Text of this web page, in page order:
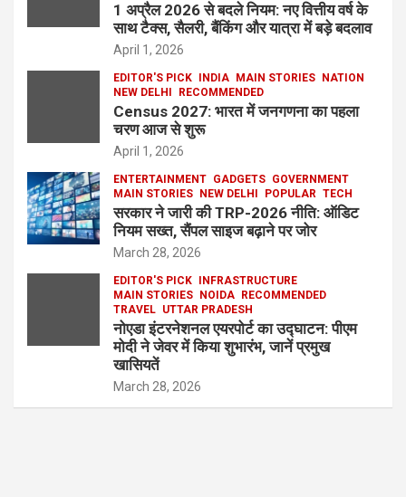
1 अप्रैल 2026 से बदले नियम: नए वित्तीय वर्ष के
साथ टैक्स, सैलरी, बैंकिंग और यात्रा में बड़े बदलाव
April 1, 2026
EDITOR'S PICK INDIA MAIN STORIES
NATION
NEW DELHI
RECOMMENDED
Census 2027: भारत में जनगणना का पहला
चरण आज से शुरू
April 1, 2026
ENTERTAINMENT GADGETS GOVERNMENT
MAIN STORIES
NEW DELHI POPULAR TECH
सरकार ने जारी की TRP-2026 नीति: ऑडिट
नियम सख्त, सैंपल साइज बढ़ाने पर जोर
March 28, 2026
EDITOR'S PICK
INFRASTRUCTURE
MAIN STORIES
NOIDA
RECOMMENDED
TRAVEL UTTAR PRADESH
नोएडा इंटरनेशनल एयरपोर्ट का उद्घाटन: पीएम
मोदी ने जेवर में किया शुभारंभ, जानें प्रमुख
खासियतें
March 28, 2026